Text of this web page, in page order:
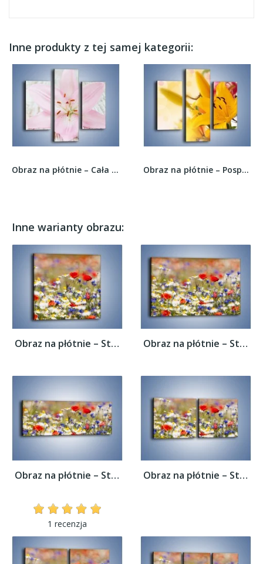
Inne produkty z tej samej kategorii:
Obraz na płótnie – Cała słodycz w lilii –... Obraz na płótnie – Pospolita lilia –...
Inne warianty obrazu:
Obraz na płótnie – Stokrotki w innym... Obraz na płótnie – Stokrotki w innym...
Obraz na płótnie – Stokrotki w innym...
1 recenzja
Obraz na płótnie – Stokrotki w innym...